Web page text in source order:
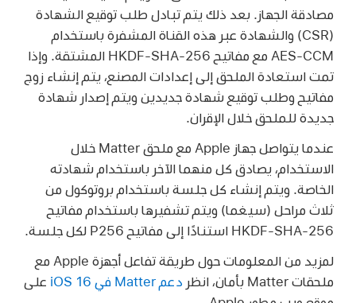
مصادقة الجهاز. بعد ذلك يتم تبادل طلب توقيع الشهادة
(CSR) والشهادة عبر هذه القناة المشفرة باستخدام
AES-CCM مع مفاتيح HKDF-SHA-256 المشتقة. وإذا
تمت استعادة الملحق إلى إعدادات المصنع، يتم إنشاء زوج
مفاتيح وطلب توقيع شهادة جديدين ويتم إصدار شهادة
جديدة للملحق خلال الإقران.
عندما يتواصل جهاز Apple مع ملحق Matter خلال
الاستخدام، يصادق كل منهما الآخر باستخدام شهادته
الخاصة. ويتم إنشاء كل جلسة باستخدام بروتوكول من
ثلاث مراحل (سيغما) ويتم تشفيرها باستخدام مفاتيح
HKDF-SHA-256 استنادًا إلى مفاتيح P256 لكل جلسة.
لمزيد من المعلومات حول طريقة تفاعل أجهزة Apple مع
ملحقات Matter بأمان، انظر
دعم Matter في iOS 16 على